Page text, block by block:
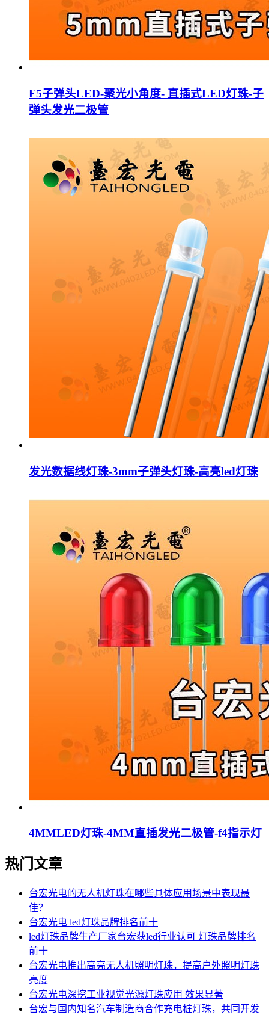
F5子弹头LED-聚光小角度- 直插式LED灯珠-子
弹头发光二极管
发光数据线灯珠-3mm子弹头灯珠-高亮led灯珠
4MMLED灯珠-4MM直插发光二极管-f4指示灯
热门文章
台宏光电的无人机灯珠在哪些具体应用场景中表现最
佳？
台宏光电 led灯珠品牌排名前十
led灯珠品牌生产厂家台宏获led行业认可 灯珠品牌排名
前十
台宏光电推出高亮无人机照明灯珠，提高户外照明灯珠
亮度
台宏光电深挖工业视觉光源灯珠应用 效果显著
台宏与国内知名汽车制造商合作充电桩灯珠，共同开发